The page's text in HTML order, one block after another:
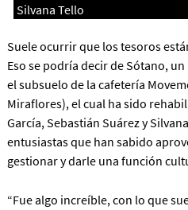
Silvana Tello
Suele ocurrir que los tesoros
Eso se podría decir de Sótano,
el subsuelo de la cafetería
Miraflores), el cual ha sido
García, Sebastián Suárez y
entusiastas que han sabido
gestionar y darle una función
“Fue algo increíble, con lo que